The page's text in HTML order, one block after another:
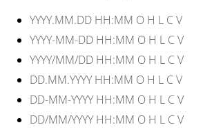
YYYY.MM.DD HH:MM O H L C V
YYYY-MM-DD HH:MM O H L C V
YYYY/MM/DD HH:MM O H L C V
DD.MM.YYYY HH:MM O H L C V
DD-MM-YYYY HH:MM O H L C V
DD/MM/YYYY HH:MM O H L C V